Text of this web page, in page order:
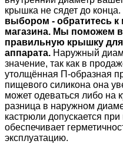
крышка не сядет до конца.
выбором - обратитесь к
магазина. Мы поможем
правильную крышку
аппарата. Наружный
значение, так как в
утолщённая П-образная
пищевого силикона она
может одеваться либо на
разница в наружном
кастрюли допускается
обеспечивает
эксплуатацию.